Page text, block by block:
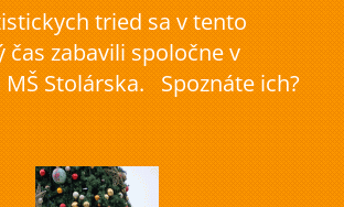
tried sa v tento
čas zabavili spoločne v
Stolárska. Spoznáte ich?